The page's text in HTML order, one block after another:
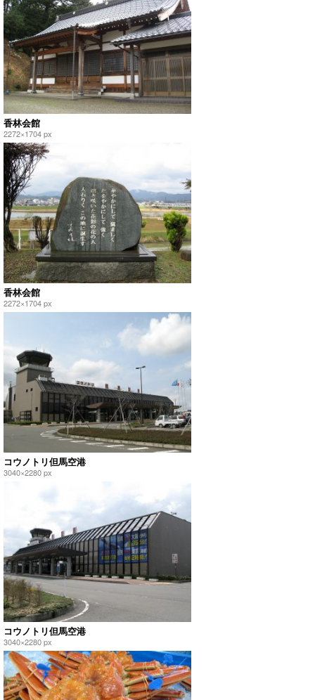
香林会館
2272×1704 px
香林会館
2272×1704 px
コウノトリ但馬空港
3040×2280 px
コウノトリ但馬空港
3040×2280 px